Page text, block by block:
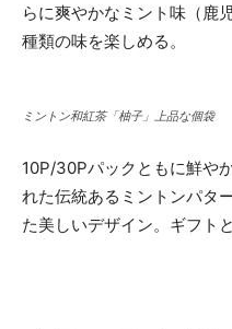
らに爽やかなミント味（鹿
種類の味を楽しめる。
ミントン和紅茶「柚子」上品な個袋
10P/30Pパックともに鮮や
れた伝統あるミントンパタ
た美しいデザイン。ギフト